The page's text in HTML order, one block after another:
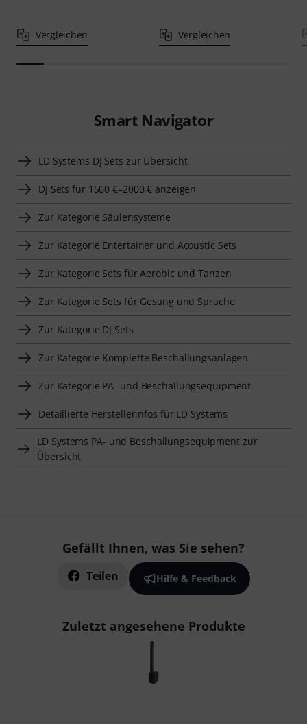
Vergleichen Vergleichen
Smart Navigator
LD Systems DJ Sets zur Übersicht
DJ Sets für 1500 €–2000 € anzeigen
Zur Kategorie Säulensysteme
Zur Kategorie Entertainer und Acoustic Sets
Zur Kategorie Sets für Aerobic und Tanzen
Zur Kategorie Sets für Gesang und Sprache
Zur Kategorie DJ Sets
Zur Kategorie Komplette Beschallungsanlagen
Zur Kategorie PA- und Beschallungsequipment
Detaillierte Herstellerinfos für LD Systems
LD Systems PA- und Beschallungsequipment zur
Übersicht
Gefällt Ihnen, was Sie sehen?
Teilen Hilfe & Feedback
Zuletzt angesehene Produkte